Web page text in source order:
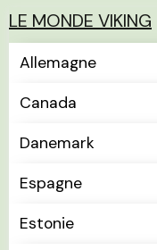
LE MONDE VIKING
Allemagne
Canada
Danemark
Espagne
Estonie